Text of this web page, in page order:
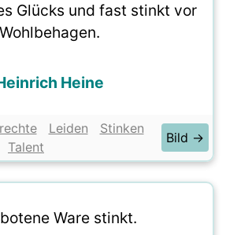
Glücks und fast stinkt vor
Wohlbehagen.
Heine
Leiden
Stinken
Talent
Bild →
Ware stinkt.